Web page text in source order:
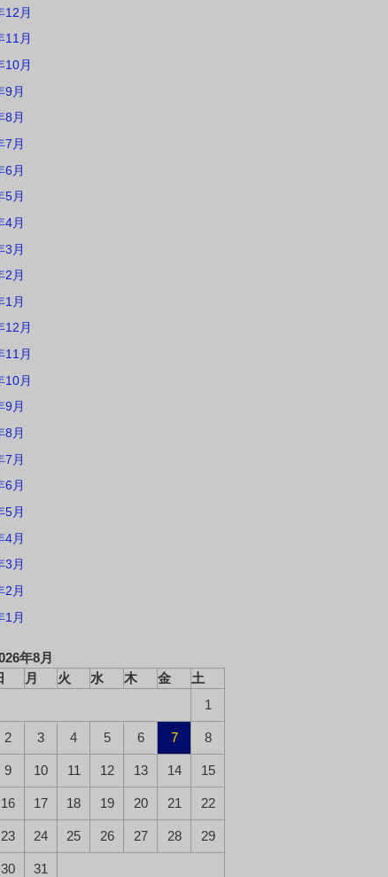
12月
11月
10月
9月
8月
7月
6月
5月
4月
3月
2月
1月
12月
11月
10月
9月
8月
7月
6月
5月
4月
3月
2月
1月
年8月
月 火 水 木 金
土
1
2 3 4 5 6 7 8
9 10 11 12 13 14 15
16 17 18 19 20 21 22
23 24 25 26 27 28 29
30
31